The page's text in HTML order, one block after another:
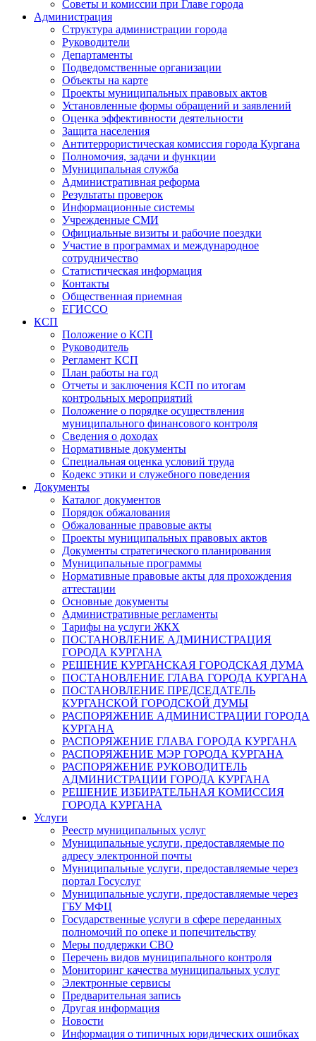
Советы и комиссии при Главе города
Администрация
Структура администрации города
Руководители
Департаменты
Подведомственные организации
Объекты на карте
Проекты муниципальных правовых актов
Установленные формы обращений и заявлений
Оценка эффективности деятельности
Защита населения
Антитеррористическая комиссия города Кургана
Полномочия, задачи и функции
Муниципальная служба
Административная реформа
Результаты проверок
Информационные системы
Учрежденные СМИ
Официальные визиты и рабочие поездки
Участие в программах и международное
сотрудничество
Статистическая информация
Контакты
Общественная приемная
ЕГИССО
КСП
Положение о КСП
Руководитель
Регламент КСП
План работы на год
Отчеты и заключения КСП по итогам
контрольных мероприятий
Положение о порядке осуществления
муниципального финансового контроля
Сведения о доходах
Нормативные документы
Специальная оценка условий труда
Кодекс этики и служебного поведения
Документы
Каталог документов
Порядок обжалования
Обжалованные правовые акты
Проекты муниципальных правовых актов
Документы стратегического планирования
Муниципальные программы
Нормативные правовые акты для прохождения
аттестации
Основные документы
Административные регламенты
Тарифы на услуги ЖКХ
ПОСТАНОВЛЕНИЕ АДМИНИСТРАЦИЯ
ГОРОДА КУРГАНА
РЕШЕНИЕ КУРГАНСКАЯ ГОРОДСКАЯ ДУМА
ПОСТАНОВЛЕНИЕ ГЛАВА ГОРОДА КУРГАНА
ПОСТАНОВЛЕНИЕ ПРЕДСЕДАТЕЛЬ
КУРГАНСКОЙ ГОРОДСКОЙ ДУМЫ
РАСПОРЯЖЕНИЕ АДМИНИСТРАЦИИ ГОРОДА
КУРГАНА
РАСПОРЯЖЕНИЕ ГЛАВА ГОРОДА КУРГАНА
РАСПОРЯЖЕНИЕ МЭР ГОРОДА КУРГАНА
РАСПОРЯЖЕНИЕ РУКОВОДИТЕЛЬ
АДМИНИСТРАЦИИ ГОРОДА КУРГАНА
РЕШЕНИЕ ИЗБИРАТЕЛЬНАЯ КОМИССИЯ
ГОРОДА КУРГАНА
Услуги
Реестр муниципальных услуг
Муниципальные услуги, предоставляемые по
адресу электронной почты
Муниципальные услуги, предоставляемые через
портал Госуслуг
Муниципальные услуги, предоставляемые через
ГБУ МФЦ
Государственные услуги в сфере переданных
полномочий по опеке и попечительству
Меры поддержки СВО
Перечень видов муниципального контроля
Мониторинг качества муниципальных услуг
Электронные сервисы
Предварительная запись
Другая информация
Новости
Информация о типичных юридических ошибках